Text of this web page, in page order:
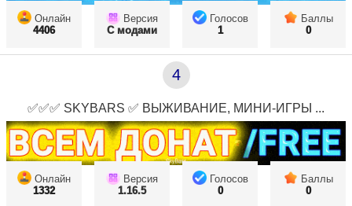
Онлайн
4406
Версия
С модами
Голосов
1
Баллы
0
4
✅✅✅ SKYBARS ✅ ВЫЖИВАНИЕ, МИНИ-ИГРЫ ...
Онлайн
1332
Версия
1.16.5
Голосов
0
Баллы
0